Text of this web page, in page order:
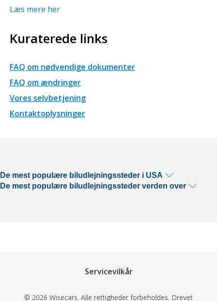
Læs mere her
Kuraterede links
FAQ om nødvendige dokumenter
FAQ om ændringer
Vores selvbetjening
Kontaktoplysninger
De mest populære biludlejningssteder i USA
De mest populære biludlejningssteder verden over
Servicevilkår
© 2026 Wisecars. Alle rettigheder forbeholdes. Drevet